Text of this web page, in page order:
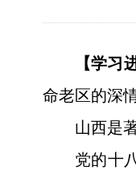
【学习
命老区的深
山西是
党的十